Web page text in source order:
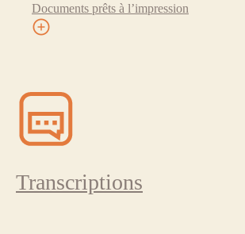
Documents prêts à l’impression
Transcriptions